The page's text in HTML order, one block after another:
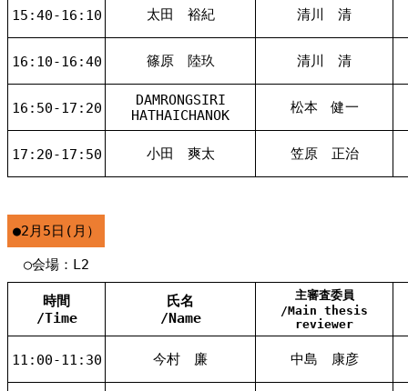
15:40-16:10 太田 裕紀 清川 清
16:10-16:40 篠原 陸玖 清川 清
16:50-17:20
DAMRONGSIRI
HATHAICHANOK
松本 健一
17:20-17:50 小田 爽太 笠原 正治
●2月5日(月）
○会場：L2
時間
/Time
氏名
/Name
主審査委員
/Main thesis
reviewer
11:00-11:30 今村 廉 中島 康彦